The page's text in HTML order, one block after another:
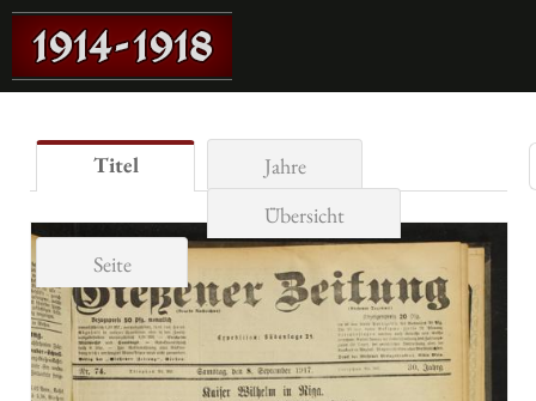
Titel
Jahre
Übersicht
Seite